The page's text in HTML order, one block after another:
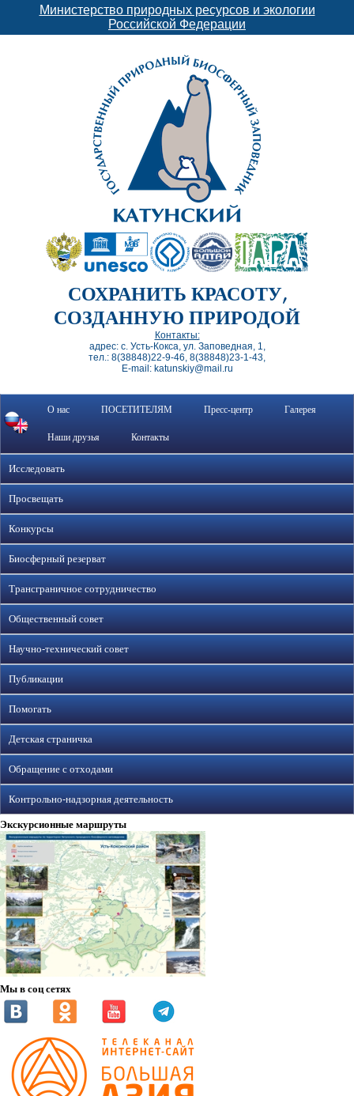
Министерство природных ресурсов и экологии
Российской Федерации
СОХРАНИТЬ КРАСОТУ,
СОЗДАННУЮ ПРИРОДОЙ
Контакты:
адрес: с. Усть-Кокса, ул. Заповедная, 1,
тел.: 8(38848)22-9-46, 8(38848)23-1-43,
E-mail: katunskiy@mail.ru
О нас ПОСЕТИТЕЛЯМ Пресс-центр Галерея
Наши друзья Контакты
Исследовать
Просвещать
Конкурсы
Биосферный резерват
Трансграничное сотрудничество
Общественный совет
Научно-технический совет
Публикации
Помогать
Детская страничка
Обращение с отходами
Контрольно-надзорная деятельность
Экскурсионные маршруты
Мы в соц сетях